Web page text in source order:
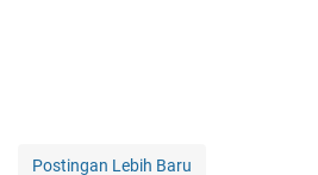
Postingan Lebih Baru